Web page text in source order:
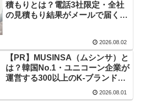
積もりとは？電話3社限定・全社
の見積もり結果がメールで届く新
2026.08.02
【PR】MUSINSA（ムシンサ）と
は？韓国No.1・ユニコーン企業が
運営する300以上のK-ブランドが
集まるファッションプラットフォ
ームを徹底解説！
2026.08.01